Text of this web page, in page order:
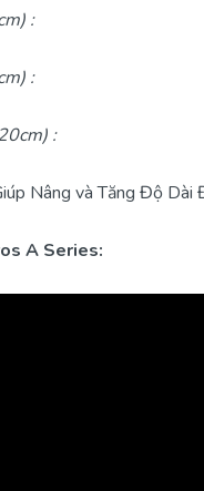
:
:
:
Nâng và Tăng Độ
A Series: